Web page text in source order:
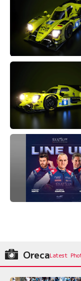
Oreca